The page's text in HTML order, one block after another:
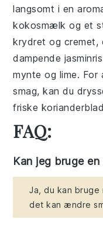
langsomt i en
kokosmælk og et
krydret og cremet,
dampende
mynte og lime.
smag, kan du
friske
FAQ:
Kan jeg bruge
Ja, du kan bruge
det kan ændre